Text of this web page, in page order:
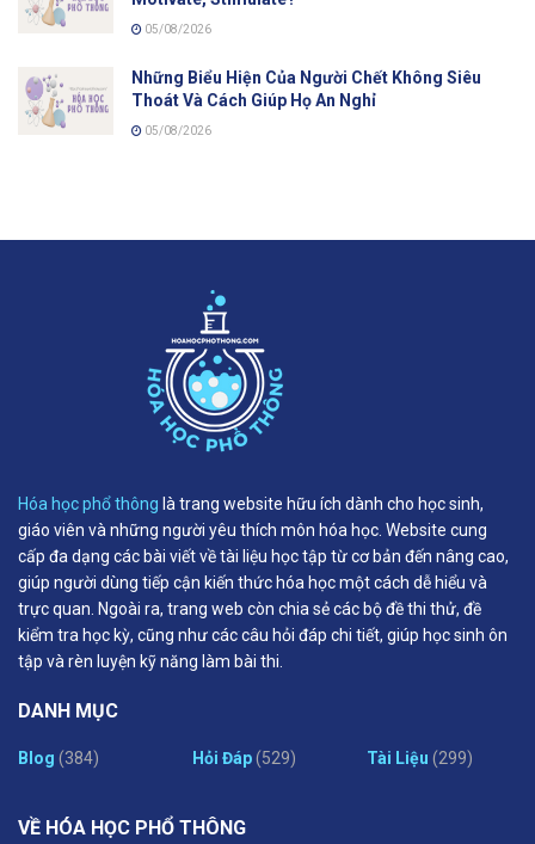
05/08/2026
Những Biểu Hiện Của Người Chết Không Siêu
Thoát Và Cách Giúp Họ An Nghỉ
05/08/2026
Hóa học phổ thông là trang website hữu ích dành cho học sinh,
giáo viên và những người yêu thích môn hóa học. Website cung
cấp đa dạng các bài viết về tài liệu học tập từ cơ bản đến nâng cao,
giúp người dùng tiếp cận kiến thức hóa học một cách dễ hiểu và
trực quan. Ngoài ra, trang web còn chia sẻ các bộ đề thi thử, đề
kiểm tra học kỳ, cũng như các câu hỏi đáp chi tiết, giúp học sinh ôn
tập và rèn luyện kỹ năng làm bài thi.
DANH MỤC
Blog (384) Hỏi Đáp(529) Tài Liệu (299)
VỀ HÓA HỌC PHỔ THÔNG